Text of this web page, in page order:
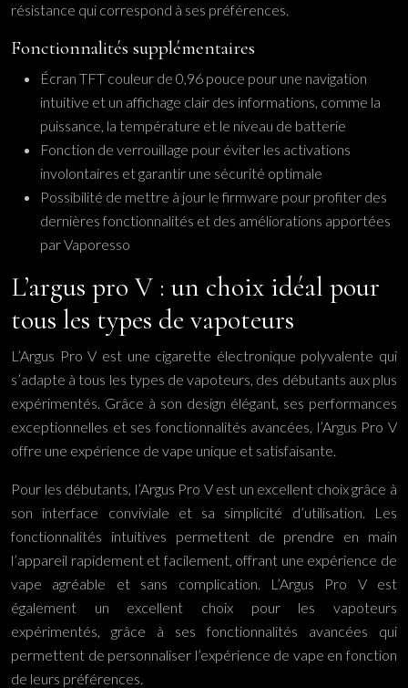
résistance qui correspond à ses préférences.
Fonctionnalités supplémentaires
Écran TFT couleur de 0,96 pouce pour une navigation
intuitive et un affichage clair des informations, comme la
puissance, la température et le niveau de batterie
Fonction de verrouillage pour éviter les activations
involontaires et garantir une sécurité optimale
Possibilité de mettre à jour le firmware pour profiter des
dernières fonctionnalités et des améliorations apportées
par Vaporesso
L’argus pro V : un choix idéal pour
tous les types de vapoteurs
L’Argus Pro V est une cigarette électronique polyvalente qui
s’adapte à tous les types de vapoteurs, des débutants aux plus
expérimentés. Grâce à son design élégant, ses performances
exceptionnelles et ses fonctionnalités avancées, l’Argus Pro V
offre une expérience de vape unique et satisfaisante.
Pour les débutants, l’Argus Pro V est un excellent choix grâce à
son interface conviviale et sa simplicité d’utilisation. Les
fonctionnalités intuitives permettent de prendre en main
l’appareil rapidement et facilement, offrant une expérience de
vape agréable et sans complication. L’Argus Pro V est
également un excellent choix pour les vapoteurs
expérimentés, grâce à ses fonctionnalités avancées qui
permettent de personnaliser l’expérience de vape en fonction
de leurs préférences.